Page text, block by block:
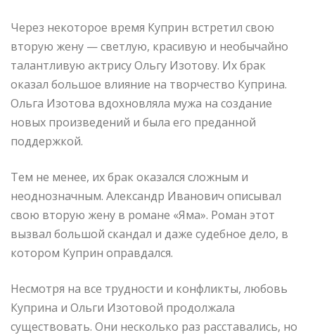
Через некоторое время Куприн встретил свою
вторую жену — светлую, красивую и необычайно
талантливую актрису Ольгу Изотову. Их брак
оказал большое влияние на творчество Куприна.
Ольга Изотова вдохновляла мужа на создание
новых произведений и была его преданной
поддержкой.
Тем не менее, их брак оказался сложным и
неоднозначным. Александр Иванович описывал
свою вторую жену в романе «Яма». Роман этот
вызвал большой скандал и даже судебное дело, в
котором Куприн оправдался.
Несмотря на все трудности и конфликты, любовь
Куприна и Ольги Изотовой продолжала
существовать. Они несколько раз расставались, но